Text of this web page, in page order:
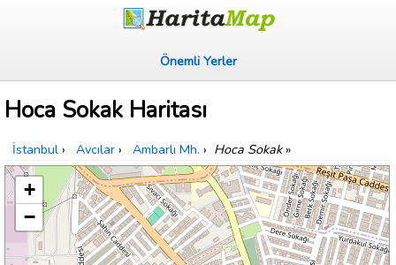
Önemli Yerler
Hoca Sokak Haritası
İstanbul › Avcılar › Ambarlı Mh. › Hoca Sokak»
+
−